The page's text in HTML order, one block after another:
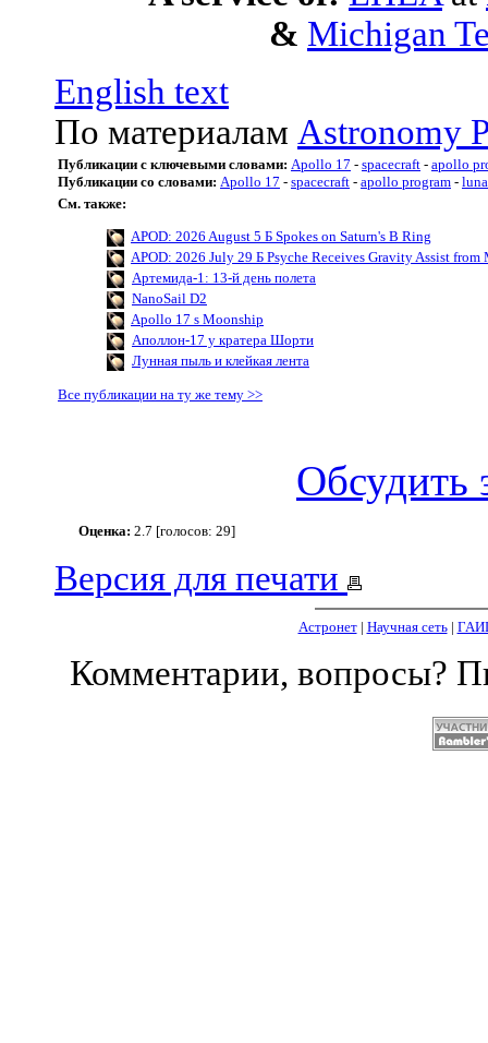
& Michigan
English text
По материалам Astronomy
Публикации с ключевыми словами: Apollo 17 - spacecraft - apollo
Публикации со словами: Apollo 17 - spacecraft - apollo program -
См. также:
APOD: 2026 August 5 Б Spokes on Saturn's B Ring
APOD: 2026 July 29 Б Psyche Receives Gravity Assist from
Артемида-1: 13-й день полета
NanoSail D2
Apollo 17 s Moonship
Аполлон-17 у кратера Шорти
Лунная пыль и клейкая лента
Все публикации на ту же тему >>
Обсудить
Оценка: 2.7 [голосов: 29]
Версия для печати
Астронет| Научная сеть|
Комментарии, вопросы?